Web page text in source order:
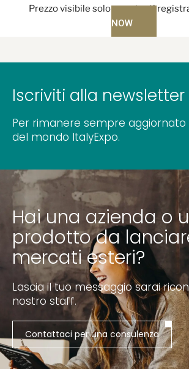
Prezzo visibile solo per utenti
NOW
Iscriviti alla newsletter
Per rimanere sempre aggiornato
del mondo ItalyExpo.
Hai una azienda o
prodotto da
mercati esteri?
Lascia il tuo messaggio sarai
nostro staff.
Contattaci per una consulenza